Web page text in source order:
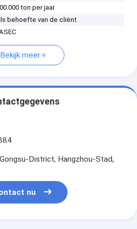
ton per jaar
behoefte van de cliënt
Bekijk meer
District, Hangzhou-Stad,
nu